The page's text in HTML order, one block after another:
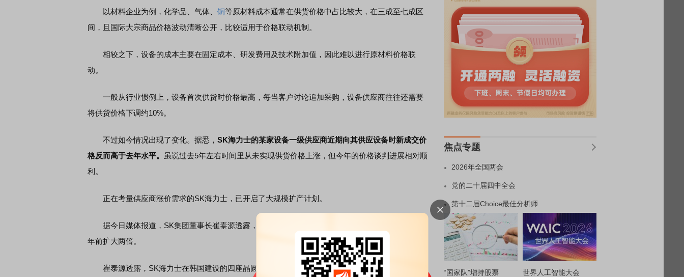
以材料企业为例，化学品、气体、 铜等原材料成本通常在供货价格中占比较大，在三成至七成区
间，且国际大宗商品价格波动清晰公开，比较适用于价格联动机制。
相较之下，设备的成本主要在固定成本、研发费用及技术附加值，因此难以进行原材料价格联
动。
一般从行业惯例上，设备首次供货时价格最高，每当客户讨论追加采购，设备供应商往往还需要
将供货价格下调约10%。
不过如今情况出现了变化。据悉， SK海力士的某家设备一级供应商近期向其供应设备时新成交价
格反而高于去年水平。
虽说过去5年左右时间里从未实现供货价格上涨，但今年的价格谈判进展相对顺
利。
正在考量供应商涨价需求的SK海力士，已开启了大规模扩产计划。
据今日媒体报道，SK集团董事长崔泰源透露，SK海力士晶圆产能将在未来5年内翻一番，在2034
年前扩大两倍。
崔泰源透露，SK海力士在韩国建设的四座晶圆厂的第一阶段预计将于明年年初完工，该工厂的全
焦点专题
2026年全国两会
党的二十届四中全会
第十二届Choice最佳分析师
“国家队”增持股票 世界人工智能大会